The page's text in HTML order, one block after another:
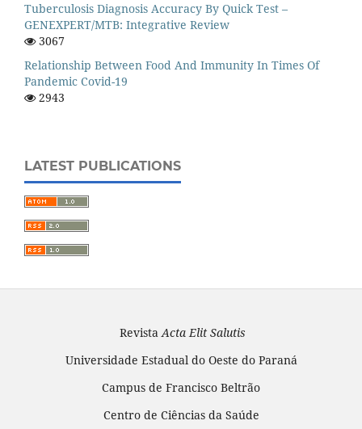
Tuberculosis Diagnosis Accuracy By Quick Test –
GENEXPERT/MTB: Integrative Review
3067
Relationship Between Food And Immunity In Times Of
Pandemic Covid-19
2943
LATEST PUBLICATIONS
RevistaActa Elit Salutis
Universidade Estadual do Oeste do Paraná
Campus de Francisco Beltrão
Centro de Ciências da Saúde